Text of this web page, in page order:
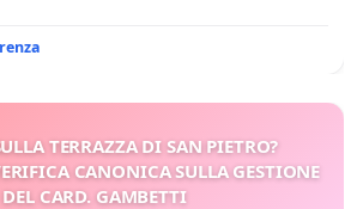
TERRAZZA DI SAN PIETRO?
CANONICA SULLA GESTIONE
DEL CARD. GAMBETTI